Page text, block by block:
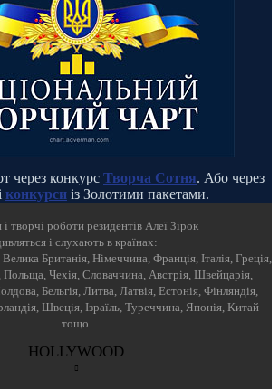
через конкурс Творча Сотня. Або через
конкурси із Золотими пакетами.
і творчі роботи резидентів Алеї Зірок
і слухають в країнах:
Британія, Німеччина, Франція, Італія, Греція,
Польща, Чехія, Словаччина, Австрія, Швейцарія,
Бельгія, Литва, Латвія, Естонія, Фінляндія,
Швеція, Ізраїль, Туреччина, Японія, Китай
тощо.
HOLLYWOOD